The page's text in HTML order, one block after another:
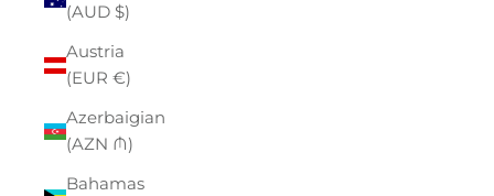
(AUD $)
Austria
(EUR €)
Azerbaigian
(AZN ₼)
Bahamas